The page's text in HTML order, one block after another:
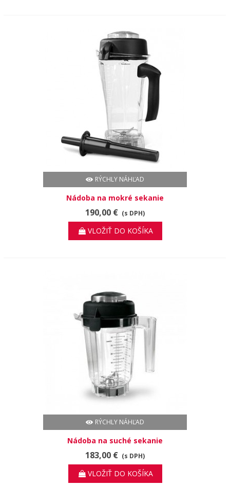
RÝCHLY NÁHĽAD
Nádoba na mokré sekanie
190,00 € (s DPH)
VLOŽIŤ DO KOŠÍKA
RÝCHLY NÁHĽAD
Nádoba na suché sekanie
183,00 € (s DPH)
VLOŽIŤ DO KOŠÍKA